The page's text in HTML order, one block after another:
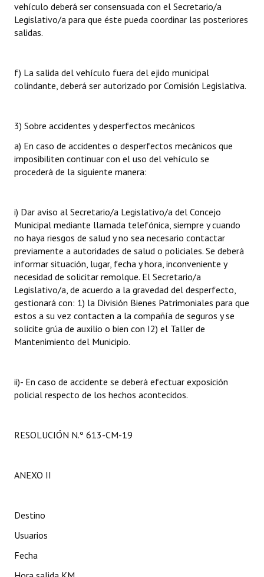
vehículo deberá ser consensuada con el Secretario/a
Legislativo/a para que éste pueda coordinar las posteriores
salidas.
f) La salida del vehículo fuera del ejido municipal
colindante, deberá ser autorizado por Comisión Legislativa.
3) Sobre accidentes y desperfectos mecánicos
a) En caso de accidentes o desperfectos mecánicos que
imposibiliten continuar con el uso del vehículo se
procederá de la siguiente manera:
i) Dar aviso al Secretario/a Legislativo/a del Concejo
Municipal mediante llamada telefónica, siempre y cuando
no haya riesgos de salud y no sea necesario contactar
previamente a autoridades de salud o policiales. Se deberá
informar situación, lugar, fecha y hora, inconveniente y
necesidad de solicitar remolque. El Secretario/a
Legislativo/a, de acuerdo a la gravedad del desperfecto,
gestionará con: 1) la División Bienes Patrimoniales para que
estos a su vez contacten a la compañía de seguros y se
solicite grúa de auxilio o bien con I2) el Taller de
Mantenimiento del Municipio.
ii)- En caso de accidente se deberá efectuar exposición
policial respecto de los hechos acontecidos.
RESOLUCIÓN N.º 613-CM-19
ANEXO II
Destino
Usuarios
Fecha